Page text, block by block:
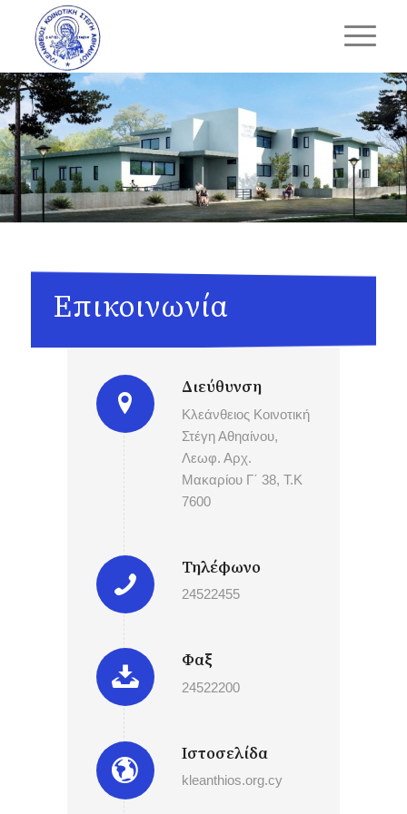
Επικοινωνία
Διεύθυνση
Κλεάνθειος Κοινοτική
Στέγη Αθηαίνου,
Λεωφ. Αρχ.
Μακαρίου Γ΄ 38, Τ.Κ
7600
Τηλέφωνο
24522455
Φαξ
24522200
Ιστοσελίδα
kleanthios.org.cy